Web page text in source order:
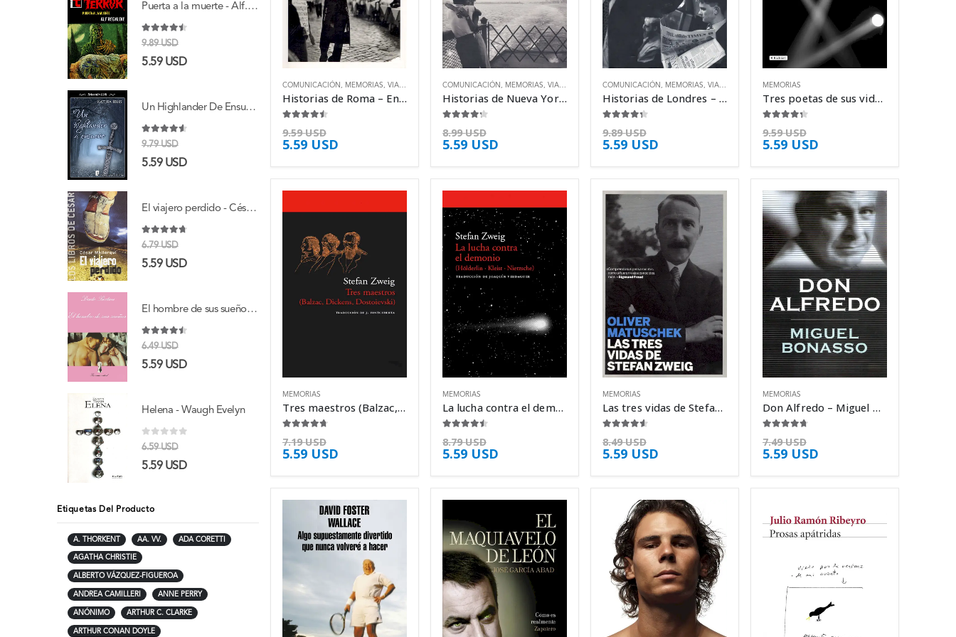
COMUNICACIÓN , MEMORIAS , VIAJES
Historias de Roma – Enric González
9.59USD
5.59 USD
COMUNICACIÓN , MEMORIAS , VIAJES
Historias de Nueva York – Enric González
8.99USD
5.59 USD
COMUNICACIÓN , MEMORIAS , VIAJES
Historias de Londres – Enric González
9.89USD
5.59 USD
MEMORIAS
Tres poetas de sus vidas – Stefan Zweig
9.59USD
5.59 USD
MEMORIAS
Tres maestros (Balzac, Dickens, – Stefan Zweig
7.19USD
5.59 USD
MEMORIAS
La lucha contra el demonio – Stefan Zweig
8.79USD
5.59 USD
MEMORIAS
Las tres vidas de Stefan Zweig – Oliver Matuschek
8.49USD
5.59 USD
MEMORIAS
Don Alfredo – Miguel Bonasso
7.49USD
5.59 USD
Puerta a la muerte - Alf. Regaldie
4.38 de 5
9.89USD
5.59 USD
Un Highlander De Ensueño - Iblis Kathia
4.50 de 5
9.79USD
5.59 USD
El viajero perdido - César Mallorquí
4.63 de 5
6.79USD
5.59 USD
El hombre de sus sueños - Dante Bertini
4.38 de 5
6.49USD
5.59 USD
Helena - Waugh Evelyn
0 de 5
6.59USD
5.59 USD
Etiquetas Del Producto
A. THORKENT AA. VV. ADA CORETTI
AGATHA CHRISTIE
ALBERTO VÁZQUEZ-FIGUEROA
ANDREA CAMILLERI ANNE PERRY
ANÓNIMO ARTHUR C. CLARKE
ARTHUR CONAN DOYLE